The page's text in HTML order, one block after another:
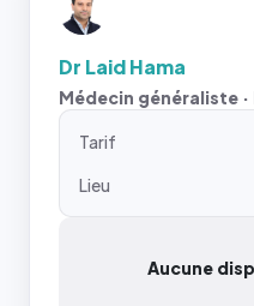
Dr Laid Hama
Médecin généraliste ·
Tarif
Lieu
Aucune